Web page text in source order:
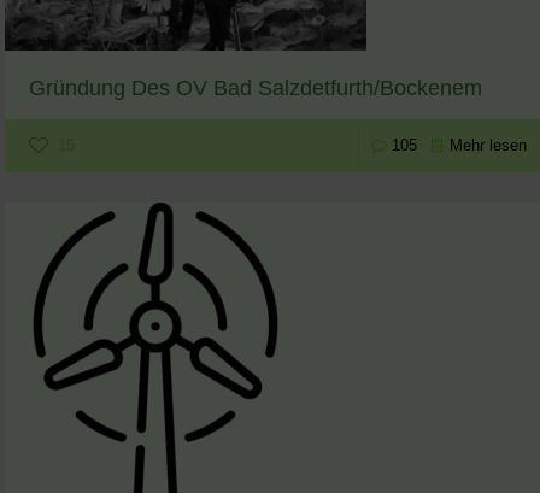
Gründung Des OV Bad Salzdetfurth/Bockenem
15 105 Mehr lesen